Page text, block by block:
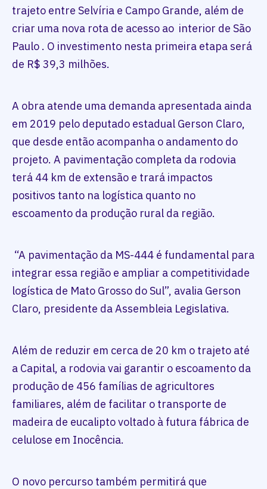
trajeto entre Selvíria e Campo Grande, além de
criar uma nova rota de acesso ao interior de São
Paulo . O investimento nesta primeira etapa será
de R$ 39,3 milhões.
A obra atende uma demanda apresentada ainda
em 2019 pelo deputado estadual Gerson Claro,
que desde então acompanha o andamento do
projeto. A pavimentação completa da rodovia
terá 44 km de extensão e trará impactos
positivos tanto na logística quanto no
escoamento da produção rural da região.
“A pavimentação da MS-444 é fundamental para
integrar essa região e ampliar a competitividade
logística de Mato Grosso do Sul”, avalia Gerson
Claro, presidente da Assembleia Legislativa.
Além de reduzir em cerca de 20 km o trajeto até
a Capital, a rodovia vai garantir o escoamento da
produção de 456 famílias de agricultores
familiares, além de facilitar o transporte de
madeira de eucalipto voltado à futura fábrica de
celulose em Inocência.
O novo percurso também permitirá que